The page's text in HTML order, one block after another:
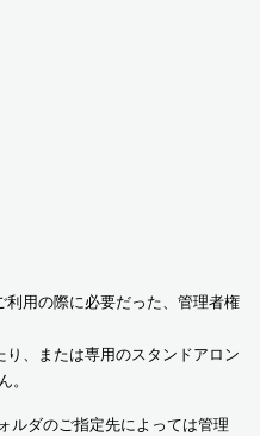
用の際に必要だった、管理者権
、または専用のスタンドアロン
。
ルダのご指定先によっては管理